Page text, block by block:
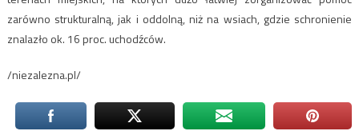
zarówno strukturalną, jak i oddolną, niż na wsiach, gdzie schronienie
znalazło ok. 16 proc. uchodźców.
/niezalezna.pl/